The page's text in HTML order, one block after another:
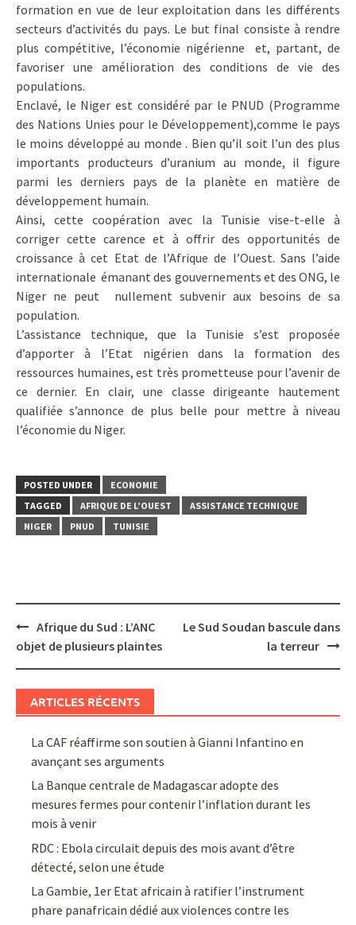
formation en vue de leur exploitation dans les différents
secteurs d’activités du pays. Le but final consiste à rendre
plus compétitive, l’économie nigérienne et, partant, de
favoriser une amélioration des conditions de vie des
populations.
Enclavé, le Niger est considéré par le PNUD (Programme
des Nations Unies pour le Développement),comme le pays
le moins développé au monde . Bien qu’il soit l’un des plus
importants producteurs d’uranium au monde, il figure
parmi les derniers pays de la planète en matière de
développement humain.
Ainsi, cette coopération avec la Tunisie vise-t-elle à
corriger cette carence et à offrir des opportunités de
croissance à cet Etat de l’Afrique de l’Ouest. Sans l’aide
internationale émanant des gouvernements et des ONG, le
Niger ne peut nullement subvenir aux besoins de sa
population.
L’assistance technique, que la Tunisie s’est proposée
d’apporter à l’Etat nigérien dans la formation des
ressources humaines, est très prometteuse pour l’avenir de
ce dernier. En clair, une classe dirigeante hautement
qualifiée s’annonce de plus belle pour mettre à niveau
l’économie du Niger.
POSTED UNDER
ECONOMIE
TAGGED
AFRIQUE DE L’OUEST
ASSISTANCE TECHNIQUE
NIGER
PNUD TUNISIE
Post
navigation
Afrique du Sud : L’ANC
objet de plusieurs plaintes
Le Sud Soudan bascule dans
la terreur
ARTICLES RÉCENTS
La CAF réaffirme son soutien à Gianni Infantino en
avançant ses arguments
La Banque centrale de Madagascar adopte des
mesures fermes pour contenir l’inflation durant les
mois à venir
RDC : Ebola circulait depuis des mois avant d’être
détecté, selon une étude
La Gambie, 1er Etat africain à ratifier l’instrument
phare panafricain dédié aux violences contre les